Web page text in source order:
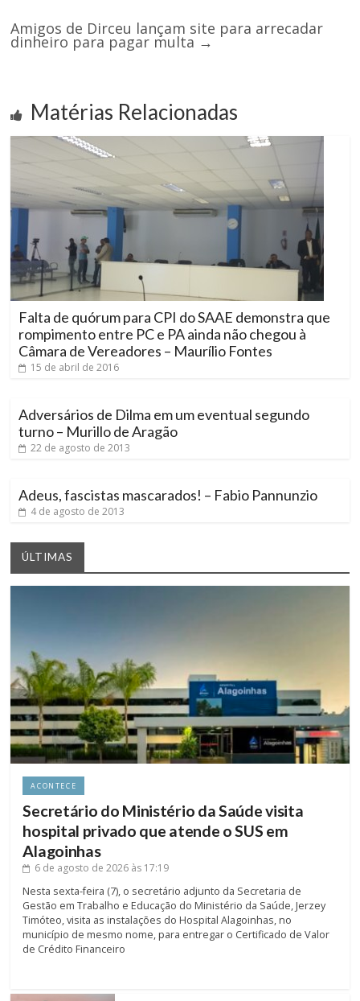
Amigos de Dirceu lançam site para arrecadar
dinheiro para pagar multa →
Matérias Relacionadas
Falta de quórum para CPI do SAAE demonstra que
rompimento entre PC e PA ainda não chegou à
Câmara de Vereadores – Maurílio Fontes
15 de abril de 2016
Adversários de Dilma em um eventual segundo
turno – Murillo de Aragão
22 de agosto de 2013
Adeus, fascistas mascarados! – Fabio Pannunzio
4 de agosto de 2013
ÚLTIMAS
ACONTECE
Secretário do Ministério da Saúde visita
hospital privado que atende o SUS em
Alagoinhas
6 de agosto de 2026 às 17:19
Nesta sexta-feira (7), o secretário adjunto da Secretaria de
Gestão em Trabalho e Educação do Ministério da Saúde, Jerzey
Timóteo, visita as instalações do Hospital Alagoinhas, no
município de mesmo nome, para entregar o Certificado de Valor
de Crédito Financeiro